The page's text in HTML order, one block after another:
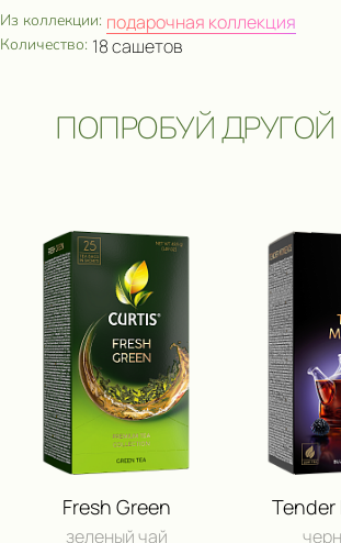
Из коллекции: подарочная коллекция
Количество: 18 сашетов
ПОПРОБУЙ ДРУГОЙ
Fresh Green
зеленый чай
ПОЛУЧИ
И ДРУГИЕ